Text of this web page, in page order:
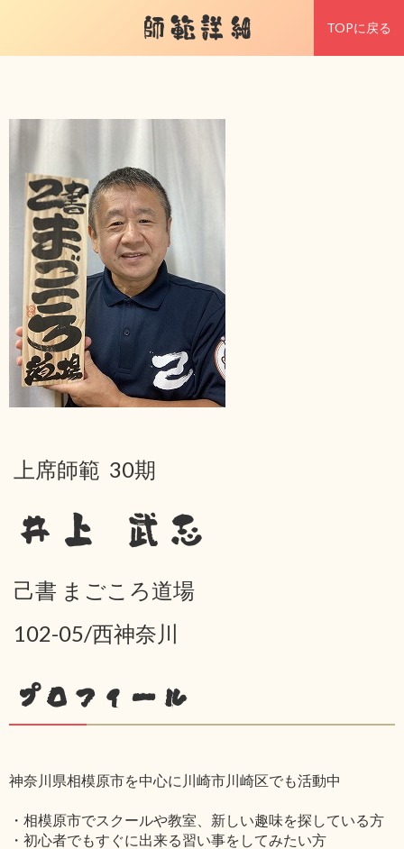
師範詳細 TOPに戻る
上席師範 30期
井上 武志
己書 まごころ道場
102-05/西神奈川
プロフィール
神奈川県相模原市を中心に川崎市川崎区でも活動中
・相模原市でスクールや教室、新しい趣味を探している方
・初心者でもすぐに出来る習い事をしてみたい方